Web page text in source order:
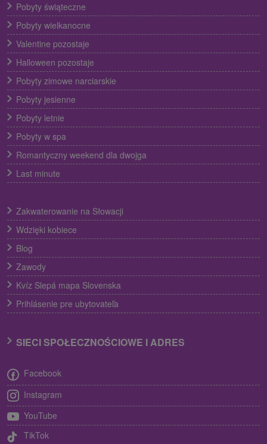
Pobyty świąteczne
Pobyty wielkanocne
Valentine pozostaje
Halloween pozostaje
Pobyty zimowe narciarskie
Pobyty jesienne
Pobyty letnie
Pobyty w spa
Romantyczny weekend dla dwojga
Last minute
Zakwaterowanie na Słowacji
Wdzięki kobiece
Blog
Zawody
Kvíz Slepá mapa Slovenska
Prihlásenie pre ubytovateľa
SIECI SPOŁECZNOŚCIOWE I ADRES
Facebook
Instagram
YouTube
TikTok